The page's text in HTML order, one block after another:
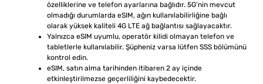
özelliklerine ve telefon ayarlarına bağlıdır. 5G'nin mevcut
olmadığı durumlarda eSIM, ağın kullanılabilirliğine bağlı
olarak yüksek kaliteli 4G LTE ağ bağlantısı sağlayacaktır.
Yalnızca eSIM uyumlu, operatör kilidi olmayan telefon ve
tabletlerle kullanılabilir. Şüpheniz varsa lütfen SSS bölümünü
kontrol edin.
eSIM, satın alma tarihinden itibaren 2 ay içinde
etkinleştirilmezse geçerliliğini kaybedecektir.